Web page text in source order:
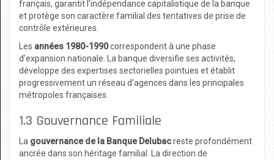
français, garantit l’indépendance capitalistique de la banque
et protège son caractère familial des tentatives de prise de
contrôle extérieures.
Les années 1980-1990correspondent à une phase
d’expansion nationale. La banque diversifie ses activités,
développe des expertises sectorielles pointues et établit
progressivement un réseau d’agences dans les principales
métropoles françaises.
1.3 Gouvernance Familiale
La gouvernance de la Banque Delubacreste profondément
ancrée dans son héritage familial. La direction de